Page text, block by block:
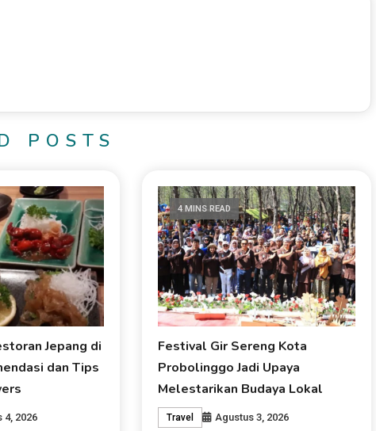
POSTS
Jepang di
dan Tips
4, 2026
4 MINS READ
Festival Gir Sereng Kota
Probolinggo Jadi Upaya
Melestarikan Budaya Lokal
Travel Agustus 3, 2026